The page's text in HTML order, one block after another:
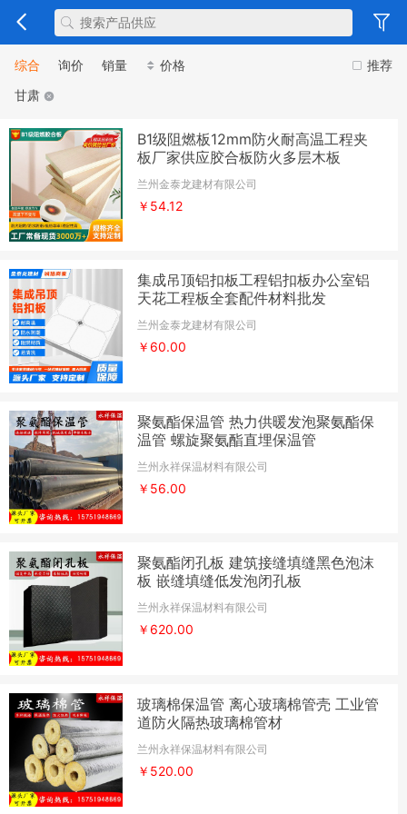
推荐
综合 询价 销量
价格
甘肃
B1级阻燃板12mm防火耐高温工程夹
板厂家供应胶合板防火多层木板
兰州金泰龙建材有限公司
￥54.12
集成吊顶铝扣板工程铝扣板办公室铝
天花工程板全套配件材料批发
兰州金泰龙建材有限公司
￥60.00
聚氨酯保温管 热力供暖发泡聚氨酯保
温管 螺旋聚氨酯直埋保温管
兰州永祥保温材料有限公司
￥56.00
聚氨酯闭孔板 建筑接缝填缝黑色泡沫
板 嵌缝填缝低发泡闭孔板
兰州永祥保温材料有限公司
￥620.00
玻璃棉保温管 离心玻璃棉管壳 工业管
道防火隔热玻璃棉管材
兰州永祥保温材料有限公司
￥520.00